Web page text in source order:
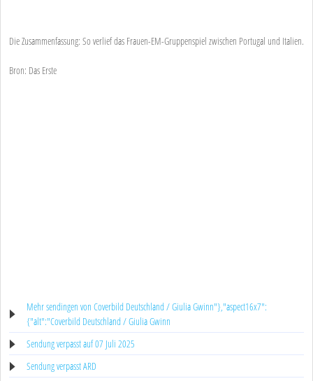
Die Zusammenfassung: So verlief das Frauen-EM-Gruppenspiel zwischen Portugal und Italien.
Bron: Das Erste
Mehr sendingen von Coverbild Deutschland / Giulia Gwinn"},"aspect16x7":
{"alt":"Coverbild Deutschland / Giulia Gwinn
Sendung verpasst auf 07 Juli 2025
Sendung verpasst ARD